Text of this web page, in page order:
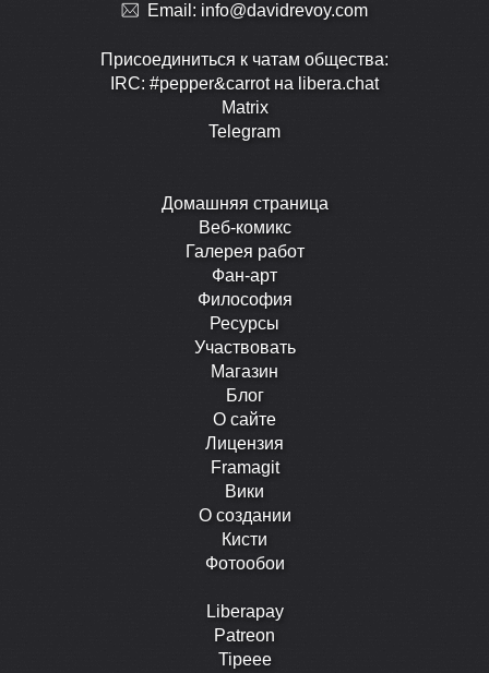
Email: info@davidrevoy.com
Присоединиться к чатам общества:
IRC: #pepper&carrot на libera.chat
Matrix
Telegram
Домашняя страница
Веб-комикс
Галерея работ
Фан-арт
Философия
Ресурсы
Участвовать
Магазин
Блог
О сайте
Лицензия
Framagit
Вики
О создании
Кисти
Фотообои
Liberapay
Patreon
Tipeee